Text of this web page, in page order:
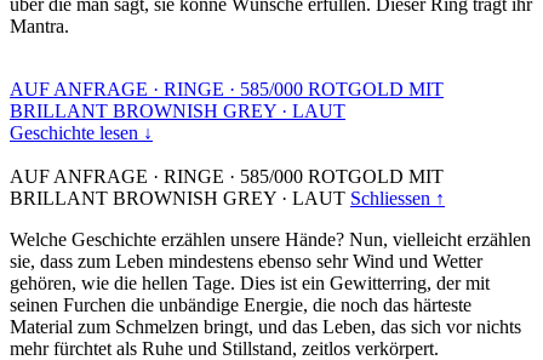
Mantra.
AUF ANFRAGE · RINGE · 585/000 ROTGOLD MIT
BRILLANT BROWNISH GREY · LAUT
Geschichte lesen ↓
AUF ANFRAGE · RINGE · 585/000 ROTGOLD MIT
BRILLANT BROWNISH GREY · LAUT Schliessen ↑
Welche Geschichte erzählen unsere Hände? Nun, vielleicht erzählen
sie, dass zum Leben mindestens ebenso sehr Wind und Wetter
gehören, wie die hellen Tage. Dies ist ein Gewitterring, der mit
seinen Furchen die unbändige Energie, die noch das härteste
Material zum Schmelzen bringt, und das Leben, das sich vor nichts
mehr fürchtet als Ruhe und Stillstand, zeitlos verkörpert.